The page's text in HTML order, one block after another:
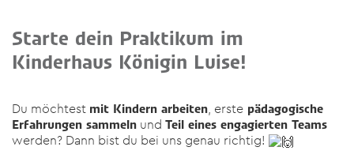
Starte dein Praktikum im
Kinderhaus Königin Luise!
Du möchtest mit Kindern arbeiten, erste pädagogische
Erfahrungen sammeln und Teil eines engagierten Teams
werden? Dann bist du bei uns genau richtig!